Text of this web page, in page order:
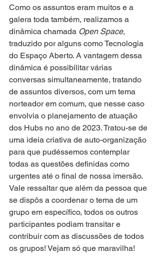
Como os assuntos eram muitos e a
galera toda também, realizamos a
dinâmica chamada Open Space,
traduzido por alguns como Tecnologia
do Espaço Aberto. A vantagem dessa
dinâmica é possibilitar várias
conversas simultaneamente, tratando
de assuntos diversos, com um tema
norteador em comum, que nesse caso
envolvia o planejamento de atuação
dos Hubs no ano de 2023. Tratou-se de
uma ideia criativa de auto-organização
para que pudéssemos contemplar
todas as questões definidas como
urgentes até o final de nossa imersão.
Vale ressaltar que além da pessoa que
se dispôs a coordenar o tema de um
grupo em específico, todos os outros
participantes podiam transitar e
contribuir com as discussões de todos
os grupos! Vejam só que maravilha!